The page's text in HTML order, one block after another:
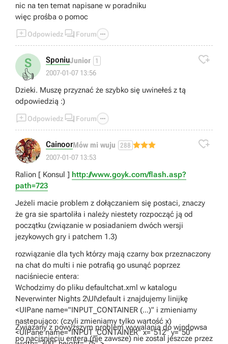
nic na ten temat napisane w poradniku
więc prośba o pomoc
Odpowiedz  Forum 
S
👍
SponiuJunior 1
2007-01-07 13:56

Dzieki. Muszę przyznać że szybko się uwinełeś z tą
odpowiedzią :)
Odpowiedz  Forum 
CainoorMów mi wuju 288
2007-01-07 13:53

Ralion [ Konsul ] http://www.goyk.com/flash.asp?
path=723
Jeżeli macie problem z dołączaniem się postaci, znaczy
że gra sie spartoliła i należy niestety rozpocząć ją od
początku (związanie w posiadaniem dwóch wersji
jezykowych gry i patchem 1.3)
rozwiązanie dla tych którzy mają czarny box przeznaczony
na chat do multi i nie potrafią go usunąć poprzez
naciśniecie entera:
Wchodzimy do pliku defaultchat.xml w katalogu
Neverwinter Nights 2\UI\default i znajdujemy linijkę
<UIPane name="INPUT_CONTAINER (...)" i zmieniamy
nastepująco: (czyli zmieniamy tylko wartość x)
<UIPane name="INPUT_CONTAINER" x="512" y="50"
Zwiazany z powyższym problem wywalania do windowsa
po nacisnieciu entera (nie zawsze) nie zostal jeszcze przez